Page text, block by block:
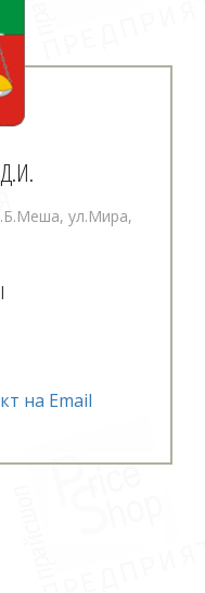
ул.Мира,
на Email